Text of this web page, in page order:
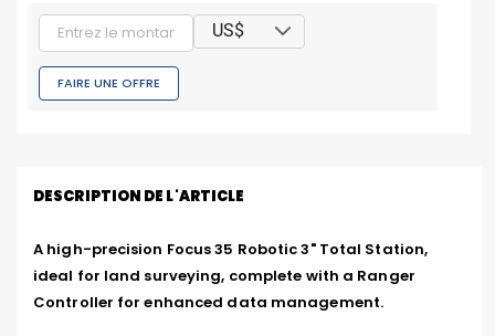
US$
FAIRE UNE OFFRE
DESCRIPTION DE L'ARTICLE
A high-precision Focus 35 Robotic 3" Total Station,
ideal for land surveying, complete with a Ranger
Controller for enhanced data management.